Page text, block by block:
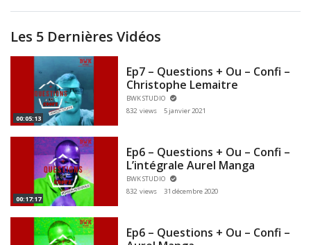
Les 5 Dernières Vidéos
00:05:13
Ep7 – Questions + Ou – Confi –
Christophe Lemaitre
BWK STUDIO
832 views
5 janvier 2021
00:17:17
Ep6 – Questions + Ou – Confi –
L’intégrale Aurel Manga
BWK STUDIO
832 views
31 décembre 2020
Ep6 – Questions + Ou – Confi –